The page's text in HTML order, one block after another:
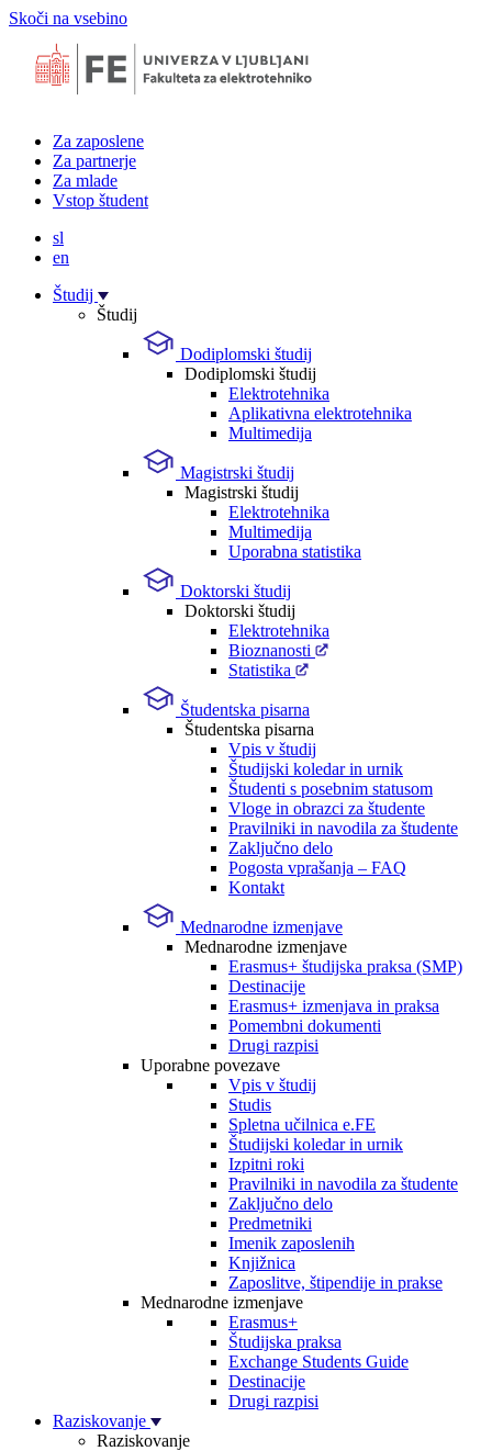
Skoči na vsebino
Za zaposlene
Za partnerje
Za mlade
Vstop študent
sl
en
Študij
Študij
Dodiplomski študij
Dodiplomski študij
Elektrotehnika
Aplikativna elektrotehnika
Multimedija
Magistrski študij
Magistrski študij
Elektrotehnika
Multimedija
Uporabna statistika
Doktorski študij
Doktorski študij
Elektrotehnika
Bioznanosti
Statistika
Študentska pisarna
Študentska pisarna
Vpis v študij
Študijski koledar in urnik
Študenti s posebnim statusom
Vloge in obrazci za študente
Pravilniki in navodila za študente
Zaključno delo
Pogosta vprašanja – FAQ
Kontakt
Mednarodne izmenjave
Mednarodne izmenjave
Erasmus+ študijska praksa (SMP)
Destinacije
Erasmus+ izmenjava in praksa
Pomembni dokumenti
Drugi razpisi
Uporabne povezave
Vpis v študij
Studis
Spletna učilnica e.FE
Študijski koledar in urnik
Izpitni roki
Pravilniki in navodila za študente
Zaključno delo
Predmetniki
Imenik zaposlenih
Knjižnica
Zaposlitve, štipendije in prakse
Mednarodne izmenjave
Erasmus+
Študijska praksa
Exchange Students Guide
Destinacije
Drugi razpisi
Raziskovanje
Raziskovanje